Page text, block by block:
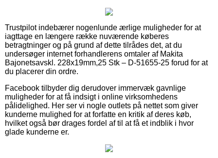
Trustpilot indebærer nogenlunde ærlige muligheder for at
iagttage en længere række nuværende køberes
betragtninger og på grund af dette tilrådes det, at du
undersøger internet forhandlerens omtaler af Makita
Bajonetsavskl. 228x19mm,25 Stk – D-51655-25 forud for at
du placerer din ordre.
Facebook tilbyder dig derudover immervæk gavnlige
muligheder for at få indsigt i online virksomhedens
pålidelighed. Her ser vi nogle outlets på nettet som giver
kunderne mulighed for at forfatte en kritik af deres køb,
hvilket også bør drages fordel af til at få et indblik i hvor
glade kunderne er.